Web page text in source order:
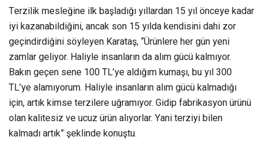
Terzilik mesleğine ilk başladığı yıllardan 15 yıl önceye kadar
iyi kazanabildiğini, ancak son 15 yılda kendisini dahi zor
geçindirdiğini söyleyen Karataş, “Ürünlere her gün yeni
zamlar geliyor. Haliyle insanların da alım gücü kalmıyor.
Bakın geçen sene 100 TL’ye aldığım kumaşı, bu yıl 300
TL’ye alamıyorum. Haliyle insanların alım gücü kalmadığı
için, artık kimse terzilere uğramıyor. Gidip fabrikasyon ürünü
olan kalitesiz ve ucuz ürün alıyorlar. Yani terziyi bilen
kalmadı artık” şeklinde konuştu.